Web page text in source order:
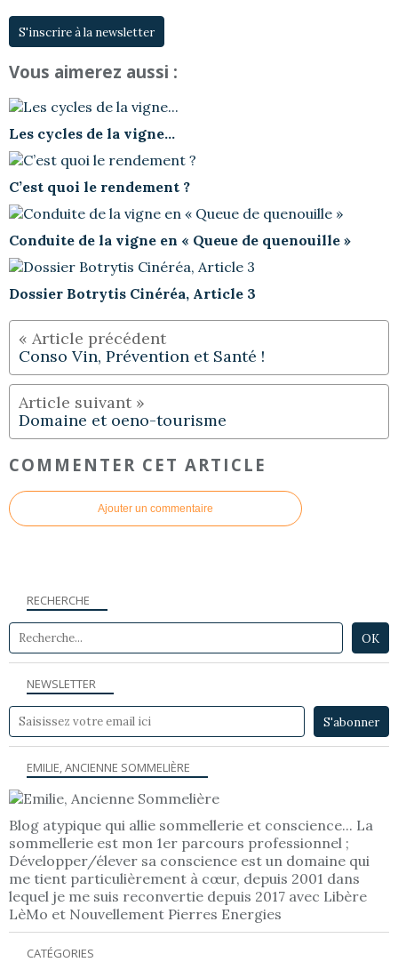
S'inscrire à la newsletter
Vous aimerez aussi :
Les cycles de la vigne...
C’est quoi le rendement ?
Conduite de la vigne en « Queue de quenouille »
Dossier Botrytis Cinéréa, Article 3
Conso Vin, Prévention et Santé !
Domaine et oeno-tourisme
COMMENTER CET ARTICLE
Ajouter un commentaire
NEWSLETTER
RECHERCHE
EMILIE, ANCIENNE SOMMELIÈRE
Blog atypique qui allie sommellerie et conscience... La
sommellerie est mon 1er parcours professionnel ;
Développer/élever sa conscience est un domaine qui
me tient particulièrement à cœur, depuis 2001 dans
lequel je me suis reconvertie depuis 2017 avec Libère
LèMo et Nouvellement Pierres Energies
CATÉGORIES